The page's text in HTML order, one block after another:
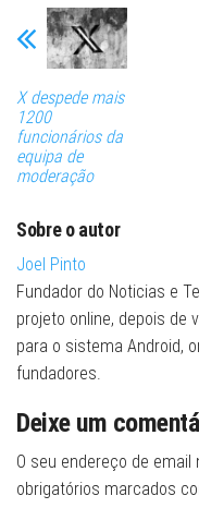
X despede mais
1200
funcionários da
equipa de
moderação
Sobre o autor
Joel Pinto
Fundador do Noticias e
projeto online, depois de
para o sistema Android,
fundadores.
Deixe um
O seu endereço de email
obrigatórios marcados